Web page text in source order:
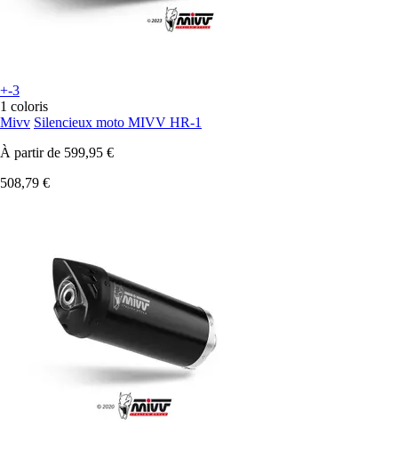
+-3
1 coloris
Mivv Silencieux moto MIVV HR-1
À partir de 599,95 €
508,79 €